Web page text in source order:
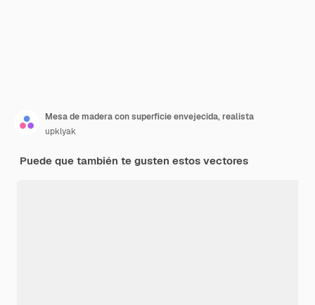
Mesa de madera con superficie envejecida, realista
upklyak
Puede que también te gusten estos vectores